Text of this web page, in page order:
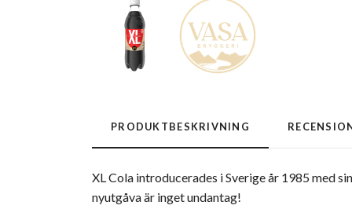
PRODUKTBESKRIVNING
XL Cola introducerades i Sverige år 1985 med
nyutgåva är inget undantag!